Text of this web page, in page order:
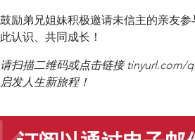
鼓励弟兄姐妹积极邀请未信主的亲友
此认识、共同成长！
请扫描二维码或点击链接 tinyurl.com/
启发人生新旅程！